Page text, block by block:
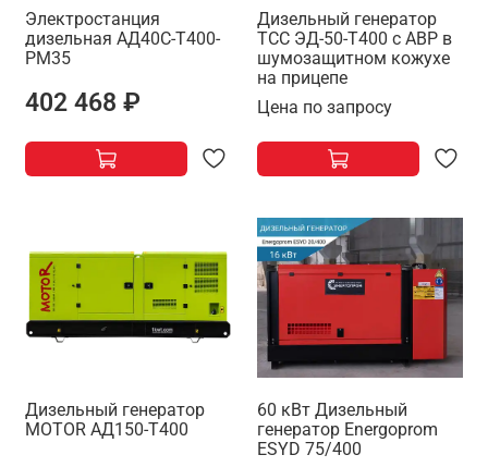
Электростанция
дизельная АД40С-Т400-
РМ35
402 468 ₽
Дизельный генератор
ТСС ЭД-50-Т400 с АВР в
шумозащитном кожухе
на прицепе
Цена по запросу
Дизельный генератор
MOTOR АД150-Т400
60 кВт Дизельный
генератор Energoprom
ESYD 75/400